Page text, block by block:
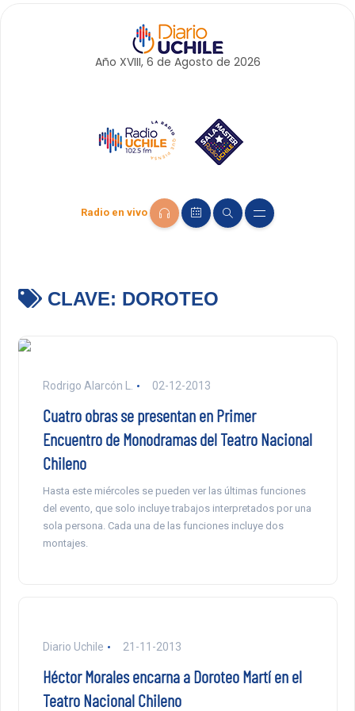
Año XVIII, 6 de Agosto de 2026
Radio en vivo
CLAVE: DOROTEO
Rodrigo Alarcón L. 02-12-2013
Cuatro obras se presentan en Primer
Encuentro de Monodramas del Teatro Nacional
Chileno
Hasta este miércoles se pueden ver las últimas funciones
del evento, que solo incluye trabajos interpretados por una
sola persona. Cada una de las funciones incluye dos
montajes.
Diario Uchile 21-11-2013
Héctor Morales encarna a Doroteo Martí en el
Teatro Nacional Chileno